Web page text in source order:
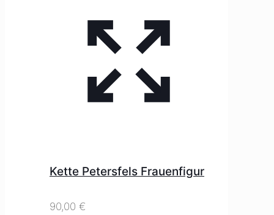
Kette Petersfels Frauenfigur
90,00 €